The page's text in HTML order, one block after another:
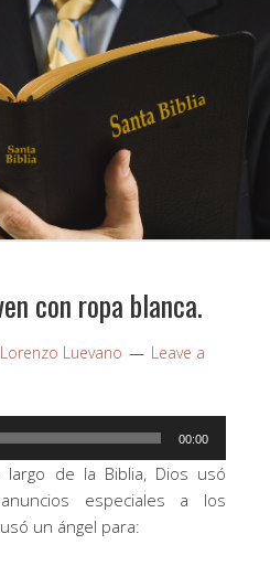
con ropa blanca.
Lorenzo Luevano
Leave a
00:00
largo de la Biblia, Dios usó
especiales a los
un ángel para: